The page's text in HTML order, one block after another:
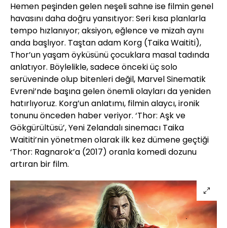
Hemen peşinden gelen neşeli sahne ise filmin genel
havasını daha doğru yansıtıyor: Seri kısa planlarla
tempo hızlanıyor; aksiyon, eğlence ve mizah aynı
anda başlıyor. Taştan adam Korg (Taika Waititi),
Thor’un yaşam öyküsünü çocuklara masal tadında
anlatıyor. Böylelikle, sadece önceki üç solo
serüveninde olup bitenleri değil, Marvel Sinematik
Evreni’nde başına gelen önemli olayları da yeniden
hatırlıyoruz. Korg’un anlatımı, filmin alaycı, ironik
tonunu önceden haber veriyor. ‘Thor: Aşk ve
Gökgürültüsü’, Yeni Zelandalı sinemacı Taika
Waititi’nin yönetmen olarak ilk kez dümene geçtiği
‘Thor: Ragnarok’a (2017) oranla komedi dozunu
artıran bir film.